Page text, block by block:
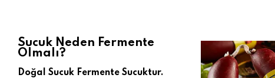
Sucuk Neden Fermente
Olmalı?
Doğal Sucuk Fermente Sucuktur.